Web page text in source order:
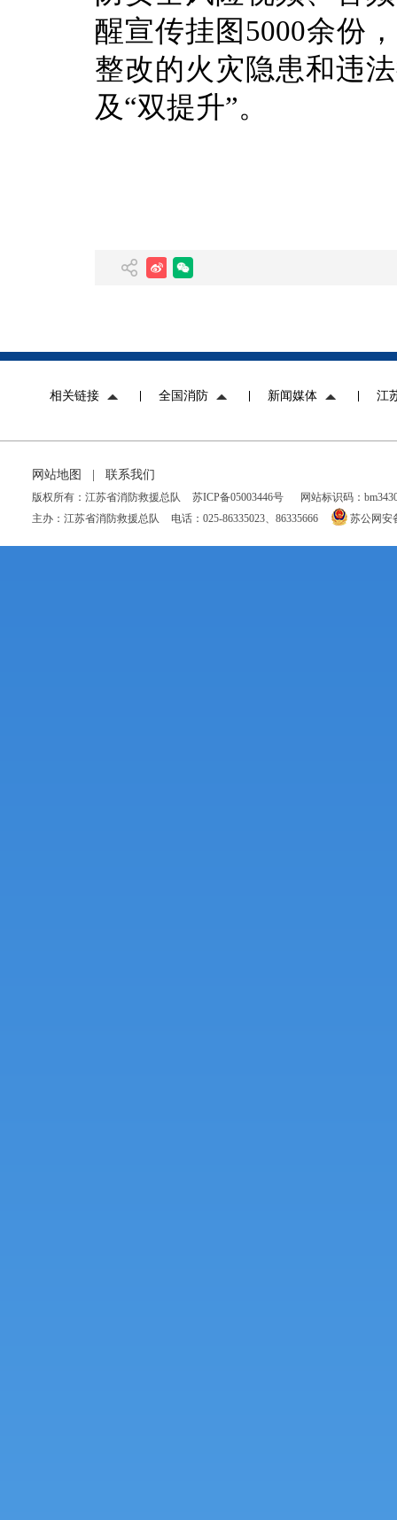
醒宣传挂图5000余份
整改的火灾隐患和违
及“双提升”。
相关链接 全国消防 新闻媒体 江
网站地图 联系我们
版权所有：江苏省消防救援总队 苏ICP备05003446号
网站标识码：
主办：江苏省消防救援总队
电话：025-86335023、86335666 苏公网安